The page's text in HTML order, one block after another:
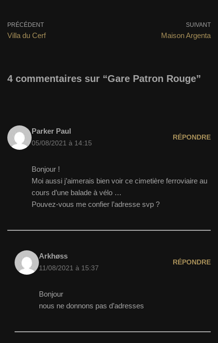
PRÉCÉDENT
Villa du Cerf
SUIVANT
Maison Argenta
4 commentaires sur “Gare Patron Rouge”
Parker Paul
05/08/2021 à 14:15
RÉPONDRE
Bonjour !
Moi aussi j’aimerais bien voir ce cimetière ferroviaire au
cours d’une balade à vélo …
Pouvez-vous me confier l’adresse svp ?
Arkhøss
11/08/2021 à 15:37
RÉPONDRE
Bonjour
nous ne donnons pas d’adresses